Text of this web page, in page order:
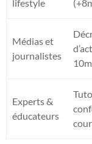
lifestyle
Médias et
journalistes
Experts &
éducateurs